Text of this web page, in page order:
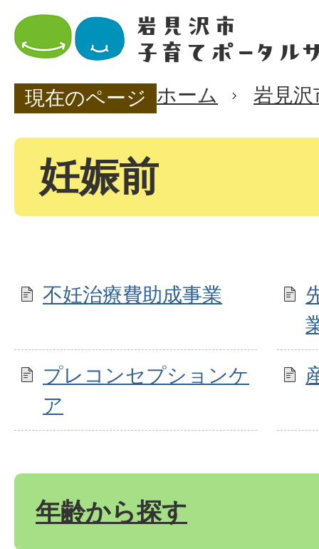
現在のページ ホーム 岩見
妊娠前
不妊治療費助成事業
プレコンセプションケ
ア
年齢から探す